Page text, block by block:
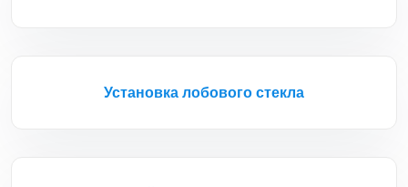
Установка лобового стекла